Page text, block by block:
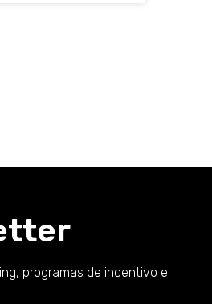
programas de incentivo e